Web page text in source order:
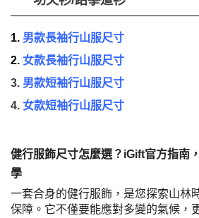
1. 男款長袖行山服尺寸
2. 女款長袖行山服尺寸
3. 男款短袖行山服尺寸
4. 女款短袖行山服尺寸
健行服飾尺寸怎麼選？iGift官方指南
學
一套合身的健行服飾，是您探索山林
保障。它不僅要能應對多變的氣候，